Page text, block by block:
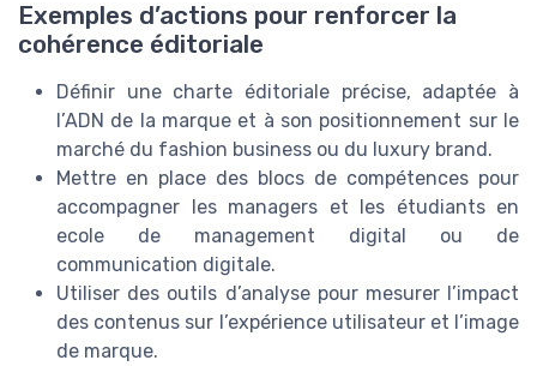
Exemples d’actions pour renforcer la
cohérence éditoriale
Définir une charte éditoriale précise, adaptée à
l’ADN de la marque et à son positionnement sur le
marché du fashion business ou du luxury brand.
Mettre en place des blocs de compétences pour
accompagner les managers et les étudiants en
ecole de management digital ou de
communication digitale.
Utiliser des outils d’analyse pour mesurer l’impact
des contenus sur l’expérience utilisateur et l’image
de marque.